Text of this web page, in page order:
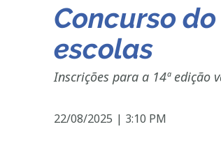
Concurso
escolas
Inscrições para a 14ª edição
22/08/2025 | 3:10 PM